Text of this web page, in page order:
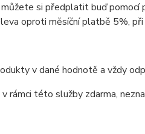
si předplatit buď pomocí
oproti měsíční platbě 5%,
v dané hodnotě a vždy
rámci této služby zdarma,